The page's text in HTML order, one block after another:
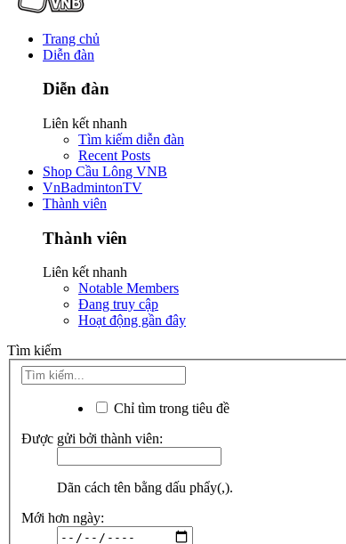
Trang chủ
Diễn đàn
Diễn đàn
Liên kết nhanh
Tìm kiếm diễn đàn
Recent Posts
Shop Cầu Lông VNB
VnBadmintonTV
Thành viên
Thành viên
Liên kết nhanh
Notable Members
Đang truy cập
Hoạt động gần đây
Tìm kiếm
Chỉ tìm trong tiêu đề
Được gửi bởi thành viên:
Dãn cách tên bằng dấu phẩy(,).
Mới hơn ngày: